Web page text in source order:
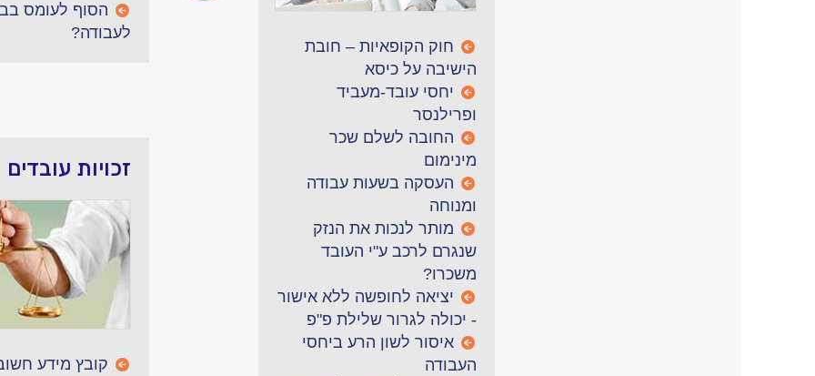
חוק הקופאיות – חובת
הישיבה על כיסא
יחסי עובד-מעביד
ופרילנסר
החובה לשלם שכר
מינימום
העסקה בשעות עבודה
ומנוחה
מותר לנכות את הנזק
שנגרם לרכב ע"י העובד
משכרו?
יציאה לחופשה ללא אישור
- יכולה לגרור שלילת פ"פ
איסור לשון הרע ביחסי
העבודה
הסוף לעומס
לעבודה?
זכויות עובדים
קובץ מידע